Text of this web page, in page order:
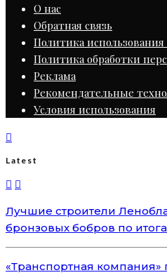
О нас
Обратная связь
Политика использования
Политика обработки
Реклама
Рекомендательные
Условия использования
Latest
Лучшие строители
бронзовых бобров по
«Транспортная компания»